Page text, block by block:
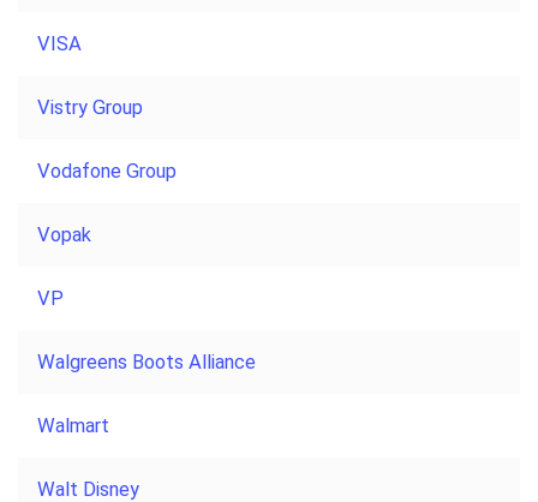
VISA
Vistry Group
Vodafone Group
Vopak
VP
Walgreens Boots Alliance
Walmart
Walt Disney